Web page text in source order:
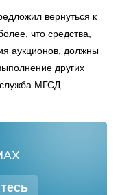
вернуться к
что средства,
аукционов, должны
других
МГСД.